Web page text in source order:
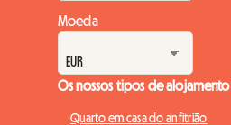
Moeda
Os nossos tipos de alojamento
Quarto em casa do anfitrião